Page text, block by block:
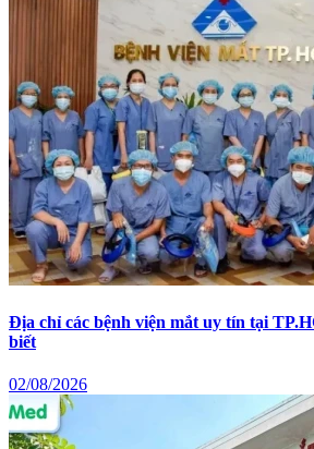
Địa chỉ các bệnh viện mắt uy tín tại
biết
02/08/2026